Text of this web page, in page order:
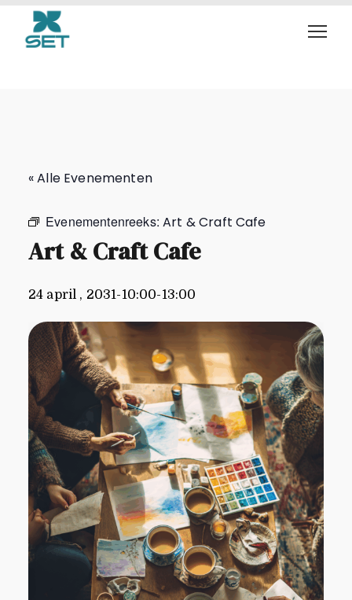
Art & Craft Cafe
« Alle Evenementen
Evenementenreeks:Art & Craft Cafe
Art & Craft Cafe
24 april , 2031-10:00-13:00